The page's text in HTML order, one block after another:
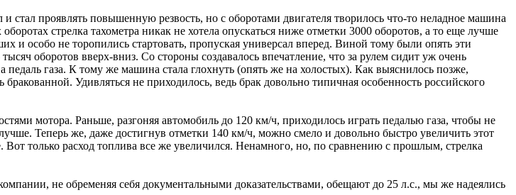
проявлять повышенную резвость, но с оборотами двигателя творилось что-то неладное машина
стрелка тахометра никак не хотела опускаться ниже отметки 3000 оборотов, а то еще лучше
и особо не торопились стартовать, пропуская универсал вперед. Виной тому были опять эти
оборотов вверх-вниз. Со стороны создавалось впечатление, что за рулем сидит уж очень
газа. К тому же машина стала глохнуть (опять же на холостых). Как выяснилось позже,
Удивляться не приходилось, ведь брак довольно типичная особенность российского
мотора. Раньше, разгоняя автомобиль до 120 км/ч, приходилось играть педалью газа, чтобы не
Теперь же, даже достигнув отметки 140 км/ч, можно смело и довольно быстро увеличить этот
Вот только расход топлива все же увеличился. Ненамного, но, по сравнению с прошлым, стрелка
не обременяя себя документальными доказательствами, обещают до 25 л.с., мы же надеялись